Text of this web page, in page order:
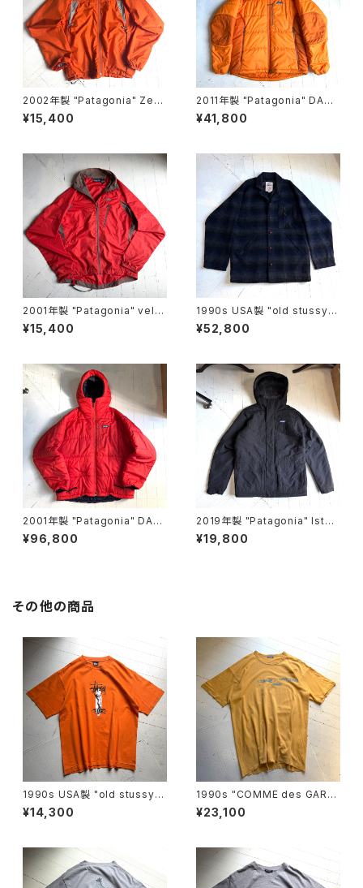
2002年製 "Patagonia" Zep
hur jacket
¥15,400
2011年製 "Patagonia" DAS
PARKA
¥41,800
2001年製 "Patagonia" velo
city O2 jacket
¥15,400
1990s USA製 "old stussy"
omble check jacket
¥52,800
2001年製 "Patagonia" DAS
PARKA
¥96,800
2019年製 "Patagonia" Isth
mus jacket
¥19,800
その他の商品
1990s USA製 "old stussy"
S/S T-shirt
¥14,300
1990s "COMME des GARÇ
ONS HOMME" split logo T-
shirts
¥23,100